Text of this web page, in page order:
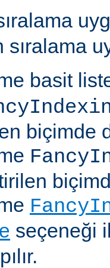
sıralama
basit
biçimde
seçeneği